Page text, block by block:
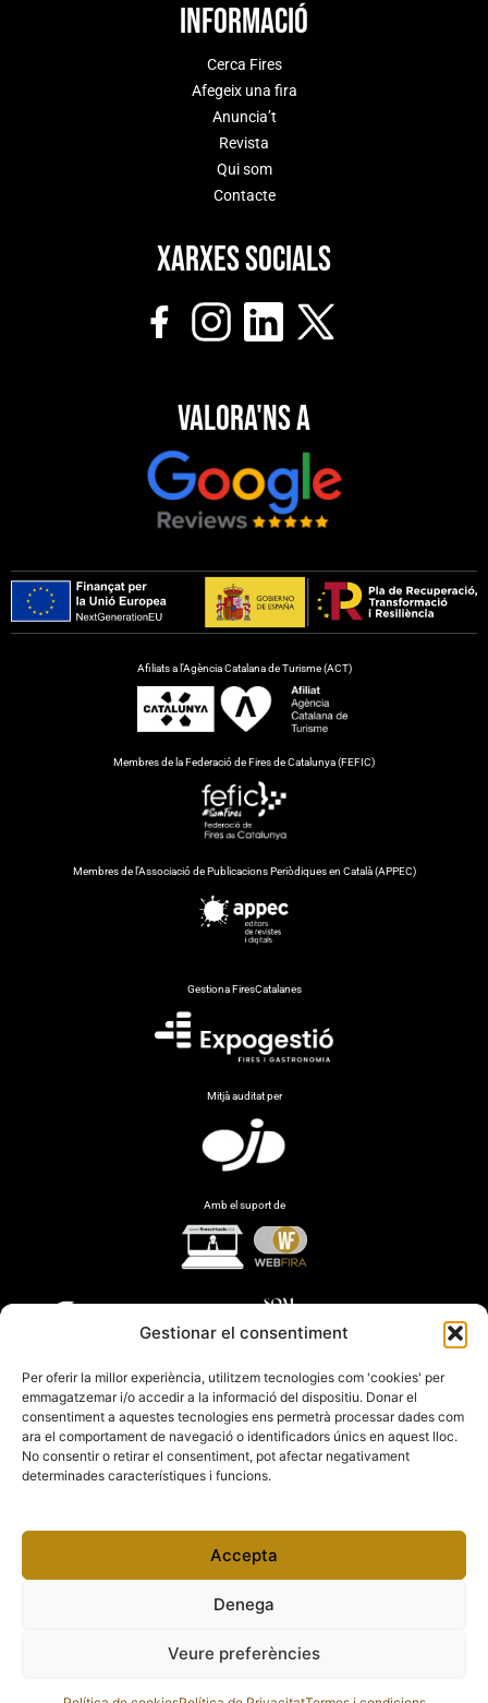
Gestionar el consentiment
Per oferir la millor experiència, utilitzem tecnologies com 'cookies' per
emmagatzemar i/o accedir a la informació del dispositiu. Donar el
consentiment a aquestes tecnologies ens permetrà processar dades com
ara el comportament de navegació o identificadors únics en aquest lloc.
No consentir o retirar el consentiment, pot afectar negativament
determinades característiques i funcions.
Accepta
Denega
Veure preferències
Informació
Cerca Fires
Afegeix una fira
Anuncia’t
Revista
Qui som
Contacte
Xarxes socials
Valora'ns a
Afiliats a l’Agència Catalana de Turisme (ACT)
Membres de la Federació de Fires de Catalunya (FEFIC)
Membres de l’Associació de Publicacions Periòdiques en Català (APPEC)
Gestiona FiresCatalanes
Mitjà auditat per
Amb el suport de
Copyright 2012 – 2026 Fires Catalanes